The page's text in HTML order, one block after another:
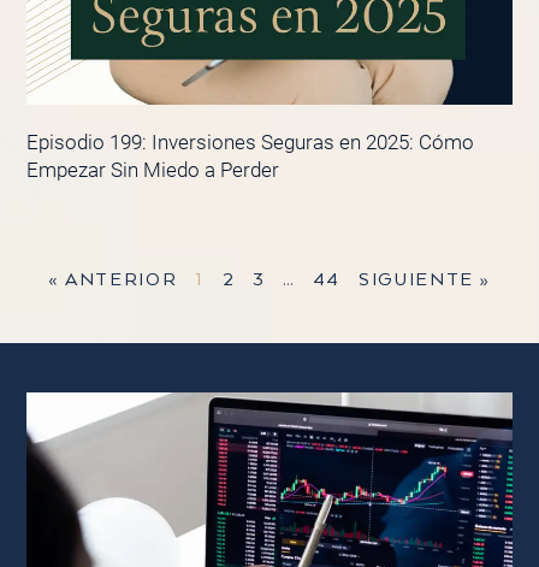
Episodio 199: Inversiones Seguras en 2025: Cómo
Empezar Sin Miedo a Perder
« ANTERIOR 1 2 3 … 44 SIGUIENTE »